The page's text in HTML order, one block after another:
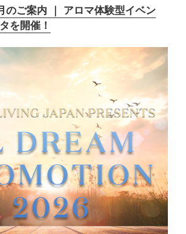
のご案内 ｜ アロマ体験型イベン
を開催！